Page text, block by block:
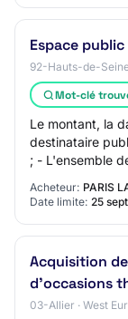
Espace
92-Hauts-de-Seine
Mot-clé
Le montant, la
destinataire
; - L'ensemble
références
Acheteur: PARIS
Date limite: 25
Acquisition
d'occasions
03-Allier · West